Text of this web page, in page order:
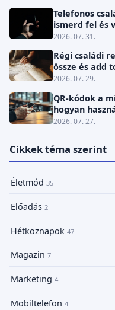
Telefonos
ismerd fel és
2026. 07. 31.
Régi családi
össze és add
2026. 07. 29.
QR-kódok a
hogyan
2026. 07. 27.
Cikkek téma szerint
Életmód 35
Előadás 2
Hétköznapok 47
Magazin 7
Marketing 4
Mobiltelefon 4